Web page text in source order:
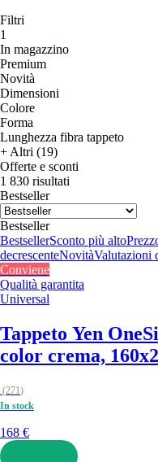
Filtri
1
In magazzino
Premium
Novità
Dimensioni
Colore
Forma
Lunghezza fibra tappeto
+ Altri (19)
Offerte e sconti
1 830 risultati
Bestseller
Bestseller
BestsellerSconto più alto
decrescenteNovitàValutazioni
Conviene
Qualità garantita
Universal
Tappeto Yen One
color crema,
(271)
In stock
168 €